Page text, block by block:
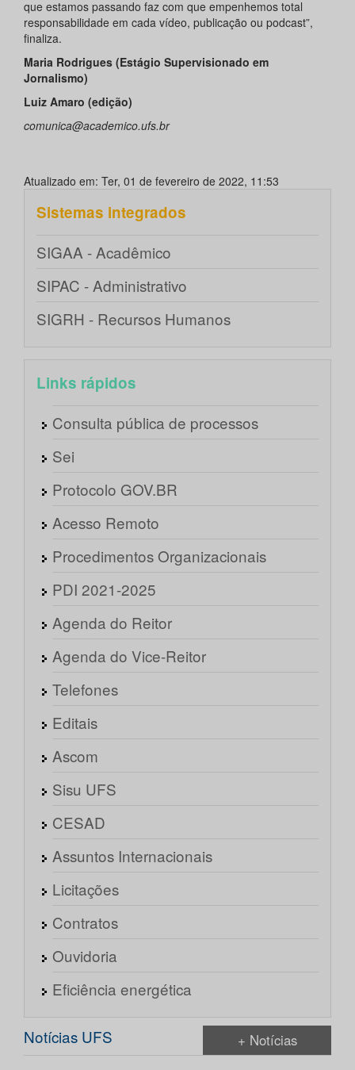
que estamos passando faz com que empenhemos total
responsabilidade em cada vídeo, publicação ou podcast”,
finaliza.
Maria Rodrigues (Estágio Supervisionado em
Jornalismo)
Luiz Amaro (edição)
comunica@academico.ufs.br
Atualizado em: Ter, 01 de fevereiro de 2022, 11:53
Sistemas integrados
SIGAA - Acadêmico
SIPAC - Administrativo
SIGRH - Recursos Humanos
Links rápidos
Consulta pública de processos
Sei
Protocolo GOV.BR
Acesso Remoto
Procedimentos Organizacionais
PDI 2021-2025
Agenda do Reitor
Agenda do Vice-Reitor
Telefones
Editais
Ascom
Sisu UFS
CESAD
Assuntos Internacionais
Licitações
Contratos
Ouvidoria
Eficiência energética
Notícias UFS + Notícias